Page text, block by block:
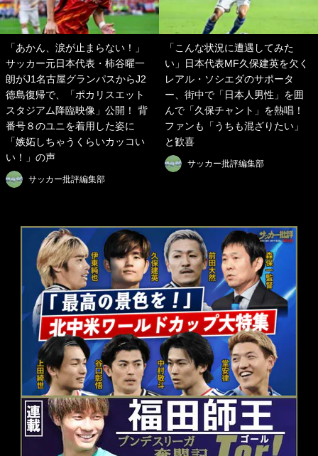
「あかん、涙が止まらない！」
サッカー元日本代表・柿谷曜一
朗がJ1名古屋グランパスからJ2
徳島復帰で、「ポカリスエット
スタジアム降臨映像」公開！ 背
番号８のユニを着用した姿に
「嫉妬しちゃうくらいカッコい
い！」の声
サッカー批評編集部
「こんな状況に遭遇してみた
い」日本代表MF久保建英を欠く
レアル・ソシエダのサポータ
ー、街中で「日本人男性」を囲
んで「久保チャント」を熱唱！
ファンも「うちも混ざりたい」
と歓喜
サッカー批評編集部